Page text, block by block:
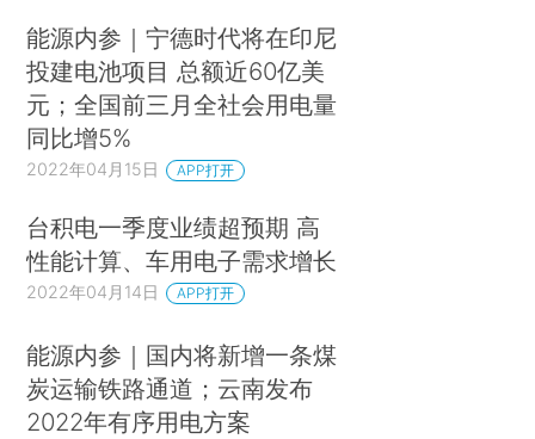
能源内参｜宁德时代将在印尼
投建电池项目 总额近60亿美
元；全国前三月全社会用电量
同比增5%
2022年04月15日 APP打开
台积电一季度业绩超预期 高
性能计算、车用电子需求增长
2022年04月14日 APP打开
能源内参｜国内将新增一条煤
炭运输铁路通道；云南发布
2022年有序用电方案